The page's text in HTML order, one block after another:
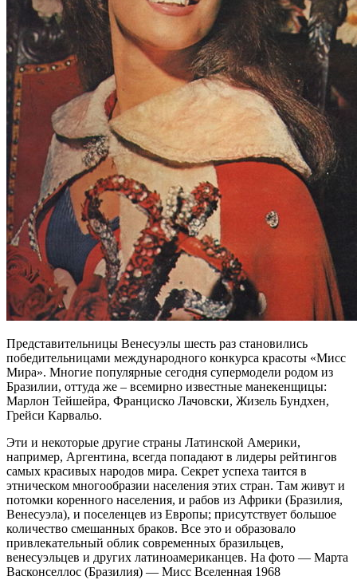
Представительницы Венесуэлы шесть раз становились
победительницами международного конкурса красоты «Мисс
Мира». Многие популярные сегодня супермодели родом из
Бразилии, оттуда же – всемирно известные манекенщицы:
Марлон Тейшейра, Франциско Лачовски, Жизель Бундхен,
Грейси Карвальо.
Эти и некоторые другие страны Латинской Америки,
например, Аргентина, всегда попадают в лидеры рейтингов
самых красивых народов мира. Секрет успеха таится в
этническом многообразии населения этих стран. Там живут и
потомки коренного населения, и рабов из Африки (Бразилия,
Венесуэла), и поселенцев из Европы; присутствует большое
количество смешанных браков. Все это и образовало
привлекательный облик современных бразильцев,
венесуэльцев и других латиноамериканцев. На фото — Марта
Васконселлос (Бразилия) — Мисс Вселенная 1968